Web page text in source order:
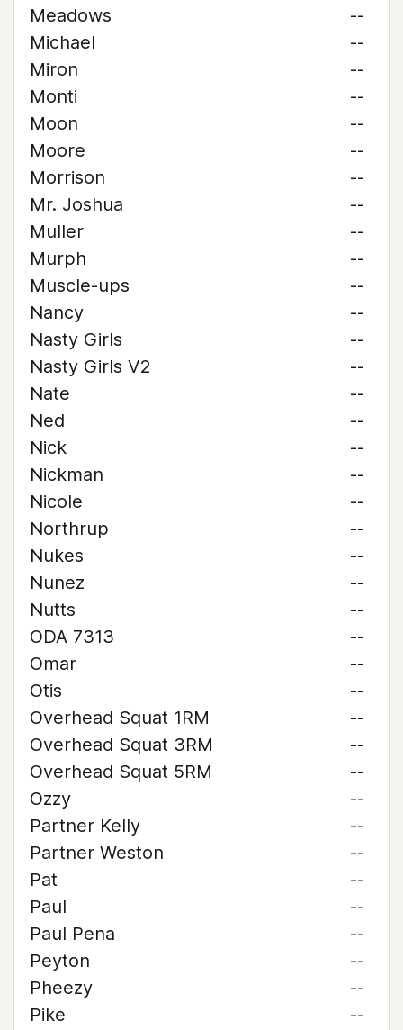
Meadows
--
Michael
--
Miron
--
Monti
--
Moon
--
Moore
--
Morrison
--
Mr. Joshua
--
Muller
--
Murph
--
Muscle-ups
--
Nancy
--
Nasty Girls
--
Nasty Girls V2
--
Nate
--
Ned
--
Nick
--
Nickman
--
Nicole
--
Northrup
--
Nukes
--
Nunez
--
Nutts
--
ODA 7313
--
Omar
--
Otis
--
Overhead Squat 1RM
--
Overhead Squat 3RM
--
Overhead Squat 5RM
--
Ozzy
--
Partner Kelly
--
Partner Weston
--
Pat
--
Paul
--
Paul Pena
--
Peyton
--
Pheezy
--
Pike
--